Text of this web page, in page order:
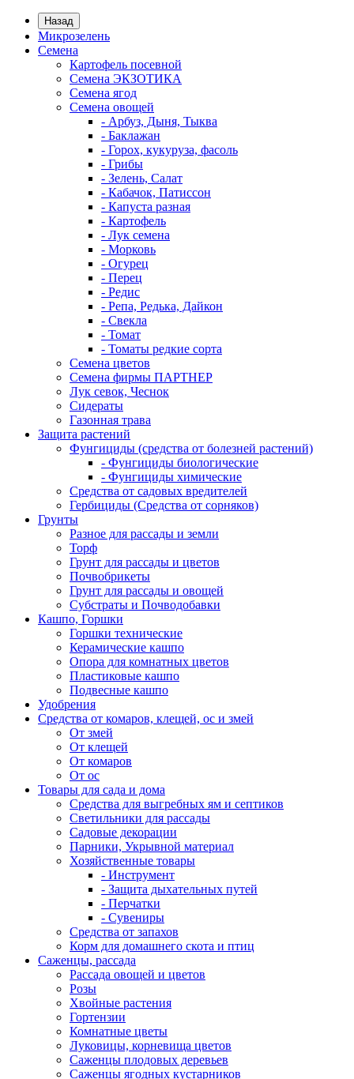
Назад
Микрозелень
Семена
Картофель посевной
Семена ЭКЗОТИКА
Семена ягод
Семена овощей
- Арбуз, Дыня, Тыква
- Баклажан
- Горох, кукуруза, фасоль
- Грибы
- Зелень, Салат
- Кабачок, Патиссон
- Капуста разная
- Картофель
- Лук семена
- Морковь
- Огурец
- Перец
- Редис
- Репа, Редька, Дайкон
- Свекла
- Томат
- Томаты редкие сорта
Семена цветов
Семена фирмы ПАРТНЕР
Лук севок, Чеснок
Сидераты
Газонная трава
Защита растений
Фунгициды (средства от болезней растений)
- Фунгициды биологические
- Фунгициды химические
Средства от садовых вредителей
Гербициды (Средства от сорняков)
Грунты
Разное для рассады и земли
Торф
Грунт для рассады и цветов
Почвобрикеты
Грунт для рассады и овощей
Субстраты и Почводобавки
Кашпо, Горшки
Горшки технические
Керамические кашпо
Опора для комнатных цветов
Пластиковые кашпо
Подвесные кашпо
Удобрения
Средства от комаров, клещей, ос и змей
От змей
От клещей
От комаров
От ос
Товары для сада и дома
Средства для выгребных ям и септиков
Светильники для рассады
Садовые декорации
Парники, Укрывной материал
Хозяйственные товары
- Инструмент
- Защита дыхательных путей
- Перчатки
- Сувениры
Средства от запахов
Корм для домашнего скота и птиц
Саженцы, рассада
Рассада овощей и цветов
Розы
Хвойные растения
Гортензии
Комнатные цветы
Луковицы, корневища цветов
Саженцы плодовых деревьев
Саженцы ягодных кустарников